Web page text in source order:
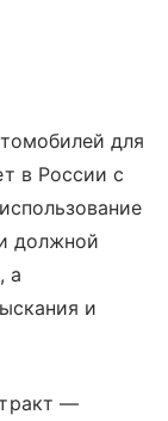
для
в России с
должной
а
и
—